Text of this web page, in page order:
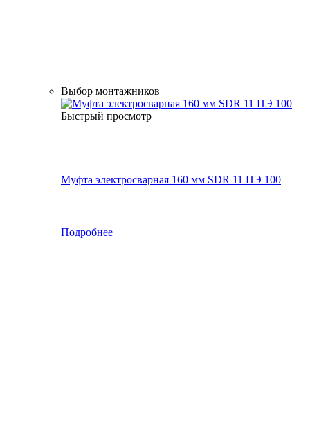
Выбор монтажников
Быстрый просмотр
Муфта электросварная 160 мм SDR 11 ПЭ 100
Подробнее